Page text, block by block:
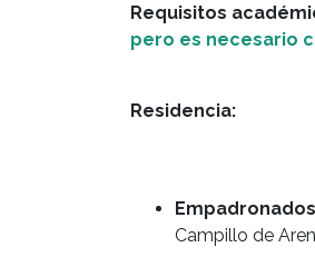
Requisitos
pero es necesario
Residencia:
Campillo de